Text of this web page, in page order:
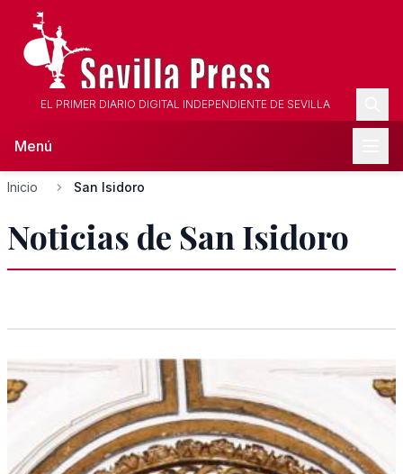
EL PRIMER DIARIO DIGITAL INDEPENDIENTE DE SEVILLA
Menú
Inicio San Isidoro
Noticias de San Isidoro